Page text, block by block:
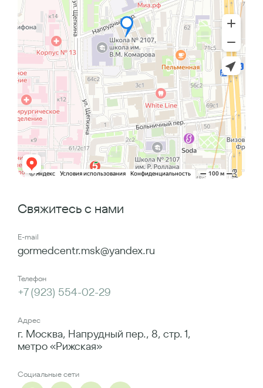
Свяжитесь с нами
E-mail
gormedcentr.msk@yandex.ru
Телефон
+7 (923) 554-02-29
Адрес
г. Москва, Напрудный пер., 8, стр. 1,
метро «Рижская»
Социальные сети